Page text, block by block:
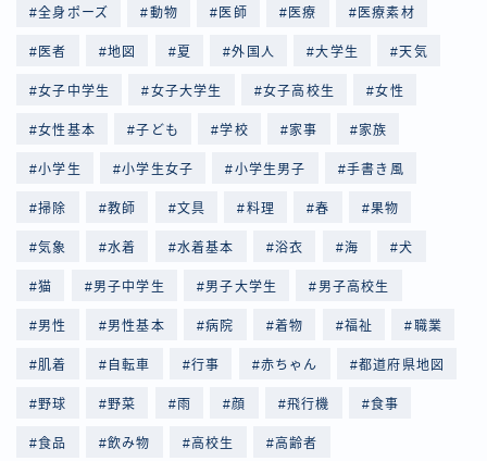
Follow Me
全身ポーズ 動物 医師 医療 医療素材
医者 地図 夏 外国人 大学生 天気
女子中学生 女子大学生 女子高校生 女性
女性基本 子ども 学校 家事 家族
小学生 小学生女子 小学生男子 手書き風
掃除 教師 文具 料理 春 果物
気象 水着 水着基本 浴衣 海 犬
猫 男子中学生 男子大学生 男子高校生
男性 男性基本 病院 着物 福祉 職業
肌着 自転車 行事 赤ちゃん 都道府県地図
野球 野菜 雨 顔 飛行機 食事
食品 飲み物 高校生 高齢者